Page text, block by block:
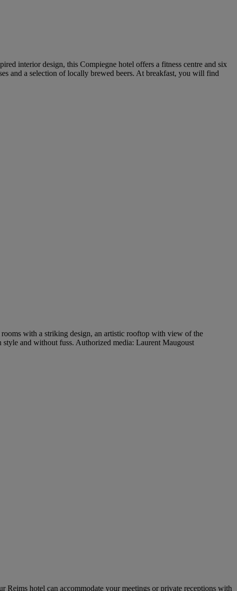
interior design, this Compiegne hotel offers a fitness centre and six
and a selection of locally brewed beers. At breakfast, you will find
with a striking design, an artistic rooftop with view of the
and without fuss. Authorized media: Laurent Maugoust
hotel can accommodate your meetings or private receptions with